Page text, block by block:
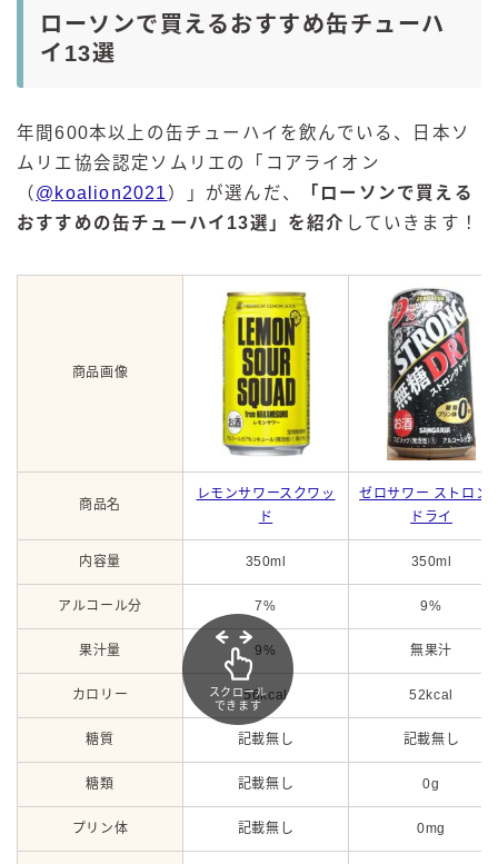
ローソンで買えるおすすめ缶チューハ
イ13選
年間600本以上の缶チューハイを飲んでいる、日本ソ
ムリエ協会認定ソムリエの「コアライオン
（ @koalion2021 ）」が選んだ、
「ローソンで買える
おすすめの缶チューハイ13選」を紹介 していきます！
商品画像
商品名
レモンサワースクワッ
ド
ゼロサワー ストロン
ドライ
内容量 350ml 350ml
アルコール分 7% 9%
果汁量 9% 無果汁
カロリー 56kcal 52kcal
糖質 記載無し 記載無し
糖類 記載無し 0g
プリン体 記載無し 0mg
スクロール
できます